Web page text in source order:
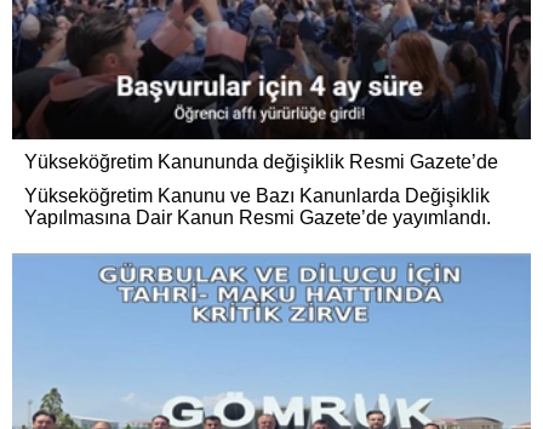
Yükseköğretim Kanununda değişiklik Resmi Gazete’de
Yükseköğretim Kanunu ve Bazı Kanunlarda Değişiklik
Yapılmasına Dair Kanun Resmi Gazete’de yayımlandı.